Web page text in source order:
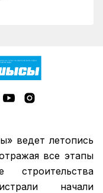
ведет летопись
все этапы
начали